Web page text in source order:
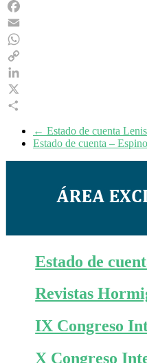
Facebook
Email
WhatsApp
Copy
Link
LinkedIn
X
← Estado de cuenta
Estado de cuenta –
Estado de
Revistas
IX Congreso
X Congreso